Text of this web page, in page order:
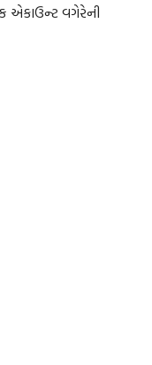
એકાઉન્ટ વગેરેની